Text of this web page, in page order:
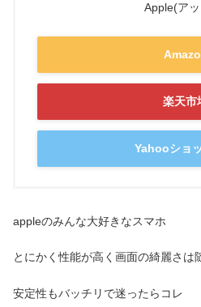
Apple(ア
楽天市
Yahooショ
appleのみんな大好きなスマホ
とにかく性能が高く画面の綺麗さは
安定性もバッチリで迷ったらコレ